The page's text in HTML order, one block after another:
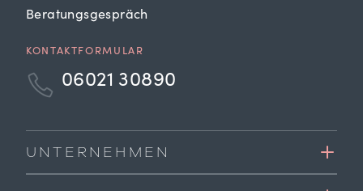
Beratungsgespräch
KONTAKTFORMULAR
06021 30890
UNTERNEHMEN